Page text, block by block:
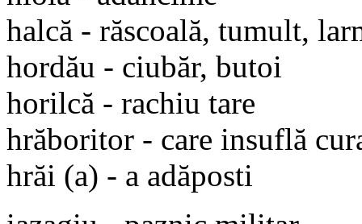
halcă - răscoală, tumult,
hordău - ciubăr, butoi
horilcă - rachiu tare
hrăboritor - care insuflă
hrăi (a) - a adăposti